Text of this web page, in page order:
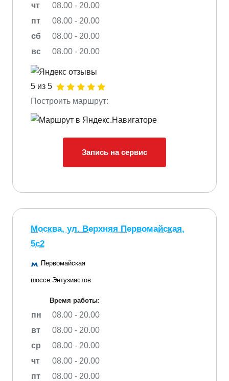
чт
08.00 - 20.00
пт
08.00 - 20.00
сб
08.00 - 20.00
вс
08.00 - 20.00
5 из 5
Построить маршрут:
Запись на сервис
Москва, ул. Верхняя Первомайская,
5с2
Первомайская
шоссе Энтузиастов
Время работы:
пн
08.00 - 20.00
вт
08.00 - 20.00
ср
08.00 - 20.00
чт
08.00 - 20.00
пт
08.00 - 20.00